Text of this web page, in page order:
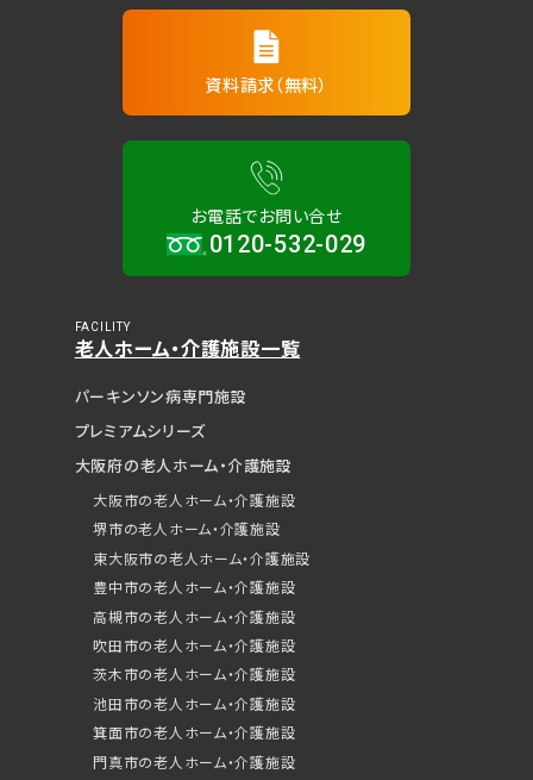
資料請求（無料）
お電話でお問い合せ
0120-532-029
FACILITY
老人ホーム・介護施設一覧
パーキンソン病専門施設
プレミアムシリーズ
大阪府の老人ホーム・介護施設
大阪市の老人ホーム・介護施設
堺市の老人ホーム・介護施設
東大阪市の老人ホーム・介護施設
豊中市の老人ホーム・介護施設
高槻市の老人ホーム・介護施設
吹田市の老人ホーム・介護施設
茨木市の老人ホーム・介護施設
池田市の老人ホーム・介護施設
箕面市の老人ホーム・介護施設
門真市の老人ホーム・介護施設